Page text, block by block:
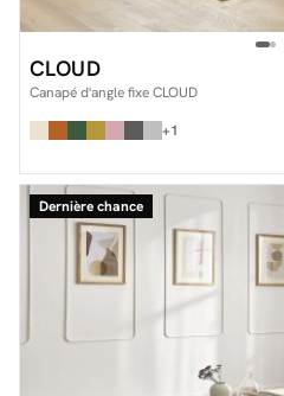
CLOUD
Canapé d'angle fixe CLOUD
+1
Dernière chance